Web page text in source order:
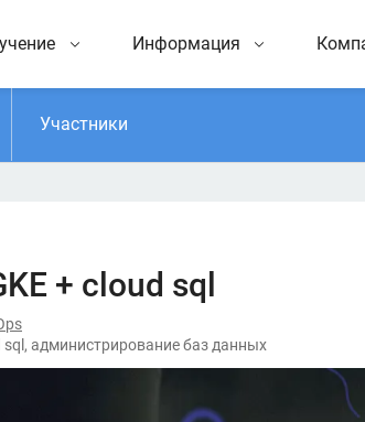
Информация
Участники
+ cloud sql
администрирование баз данных